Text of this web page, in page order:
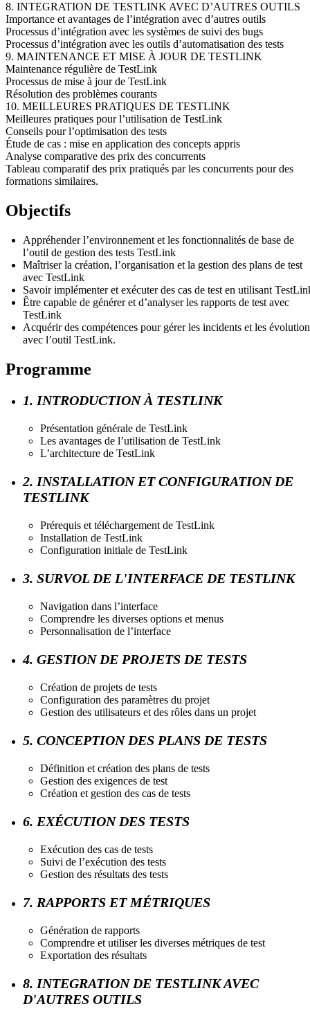
8. INTEGRATION DE TESTLINK AVEC D’AUTRES OUTILS
Importance et avantages de l’intégration avec d’autres outils
Processus d’intégration avec les systèmes de suivi des bugs
Processus d’intégration avec les outils d’automatisation des tests
9. MAINTENANCE ET MISE À JOUR DE TESTLINK
Maintenance régulière de TestLink
Processus de mise à jour de TestLink
Résolution des problèmes courants
10. MEILLEURES PRATIQUES DE TESTLINK
Meilleures pratiques pour l’utilisation de TestLink
Conseils pour l’optimisation des tests
Étude de cas : mise en application des concepts appris
Analyse comparative des prix des concurrents
Tableau comparatif des prix pratiqués par les concurrents pour des
formations similaires.
Objectifs
Appréhender l’environnement et les fonctionnalités de base de
l’outil de gestion des tests TestLink
Maîtriser la création, l’organisation et la gestion des plans de test
avec TestLink
Savoir implémenter et exécuter des cas de test en utilisant
Être capable de générer et d’analyser les rapports de test avec
TestLink
Acquérir des compétences pour gérer les incidents et les
avec l’outil TestLink.
Programme
1. INTRODUCTION À TESTLINK
Présentation générale de TestLink
Les avantages de l’utilisation de TestLink
L’architecture de TestLink
2. INSTALLATION ET CONFIGURATION DE
TESTLINK
Prérequis et téléchargement de TestLink
Installation de TestLink
Configuration initiale de TestLink
3. SURVOL DE L'INTERFACE DE TESTLINK
Navigation dans l’interface
Comprendre les diverses options et menus
Personnalisation de l’interface
4. GESTION DE PROJETS DE TESTS
Création de projets de tests
Configuration des paramètres du projet
Gestion des utilisateurs et des rôles dans un projet
5. CONCEPTION DES PLANS DE TESTS
Définition et création des plans de tests
Gestion des exigences de test
Création et gestion des cas de tests
6. EXÉCUTION DES TESTS
Exécution des cas de tests
Suivi de l’exécution des tests
Gestion des résultats des tests
7. RAPPORTS ET MÉTRIQUES
Génération de rapports
Comprendre et utiliser les diverses métriques de test
Exportation des résultats
8. INTEGRATION DE TESTLINK AVEC
D'AUTRES OUTILS